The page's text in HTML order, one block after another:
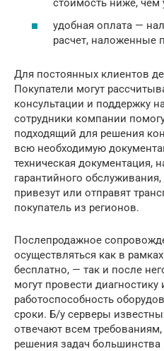
стоимость ниже, чем
удобная оплата —
расчет, наложенные
Для постоянных клиентов
Покупатели могут
консультации и поддержку
сотрудники компании
подходящий для решения
всю необходимую
техническая документация,
гарантийного
привезут или отправят
покупатель из регионов.
Послепродажное
осуществляться как в
бесплатно, — так и после
могут провести
работоспособность
сроки. Б/у серверы
отвечают всем
решения задач